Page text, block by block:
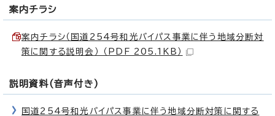
案内チラシ
案内チラシ（国道254号和光バイパス事業に伴う地域分断対
策に関する説明会） （PDF 205.1KB）
説明資料(音声付き)
国道254号和光バイパス事業に伴う地域分断対策に関する